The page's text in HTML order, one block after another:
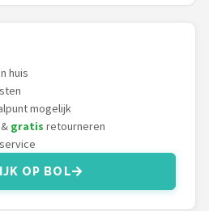
huis
mogelijk
gratis retourneren
OP BOL